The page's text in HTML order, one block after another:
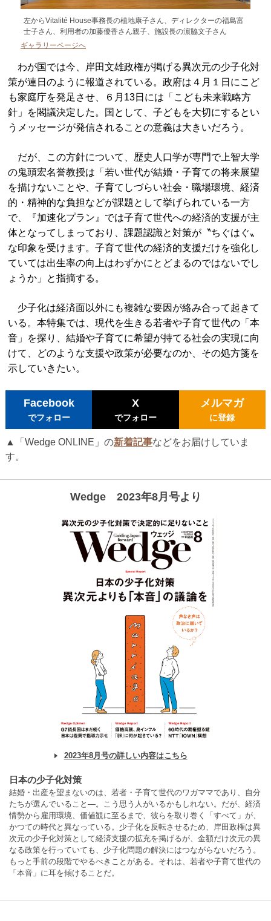
左からVitalité House事務長の植地康子さん、ディレクターの福島富
士子さん、利用者の加藤優香さん親子、施設長の濵脇文子さん
ギャラリーページへ
わが国では今、岸田文雄政権が掲げる異次元の少子化対
策が連日のように報道されている。政府は４月１日にこど
も家庭庁を発足させ、６月13日には「こども未来戦略方
針」を閣議決定した。国として、子どもを大切にするとい
うメッセージが発信されることの意義は大きいだろう。
だが、この方針について、歴史人口学が専門で上智大学
の鬼頭宏名誉教授は「若い世代が結婚・子育ての将来展望
を描けないことや、子育てしづらい社会・職場環境、経済
的・精神的な負担などが課題として挙げられている一方
で、『加速化プラン』では子育て世代への経済的支援が主
体となってしまっており、課題認識と対策が〝ちぐはぐ〟
な印象を受けます。子育て世代の経済的支援だけを強化し
ていては出生率の向上はわずかにとどまるのではないでし
ょうか」と指摘する。
少子化は経済面以外にも複雑な要因が絡み合って起きて
いる。本特集では、現代を生きる若者や子育て世代の「本
音」を探り、結婚や子育てに希望が持てる社会の実現に向
けて、どのような支援や政策が必要なのか、その処方箋を
示していきたい。
Facebook
でフォロー
X
でフォロー
メルマガ
に登録
▲「Wedge ONLINE」の新着記事などをお届けしていま
す。
Wedge 2023年8月号より
2023年8月号の詳しい内容はこちら
日本の少子化対策
結婚・出産を望まないのは、若者・子育て世代のワガママであり、自分
たちが選んでいること―。こう思う人がいるかもしれない。だが、経済
情勢から雇用環境、価値観に至るまで、彼らを取り巻く「すべて」が、
かつての時代と異なっている。少子化を反転させるため、岸田政権は異
次元の少子化対策として経済支援の拡充を掲げるが、金額だけ次元の異
なる政策を行っていても、少子化問題の解決にはつながらないだろう。
もっと手前の段階でやるべきことがある。それは、若者や子育て世代の
「本音」に耳を傾けることだ。